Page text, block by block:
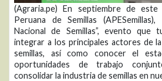
(Agraria.pe) En septiembre de este
Peruana de Semillas
Nacional de Semillas”, evento que
integrar a los principales actores de
semillas, así como conocer el
oportunidades de trabajo
consolidar la industria de semillas en